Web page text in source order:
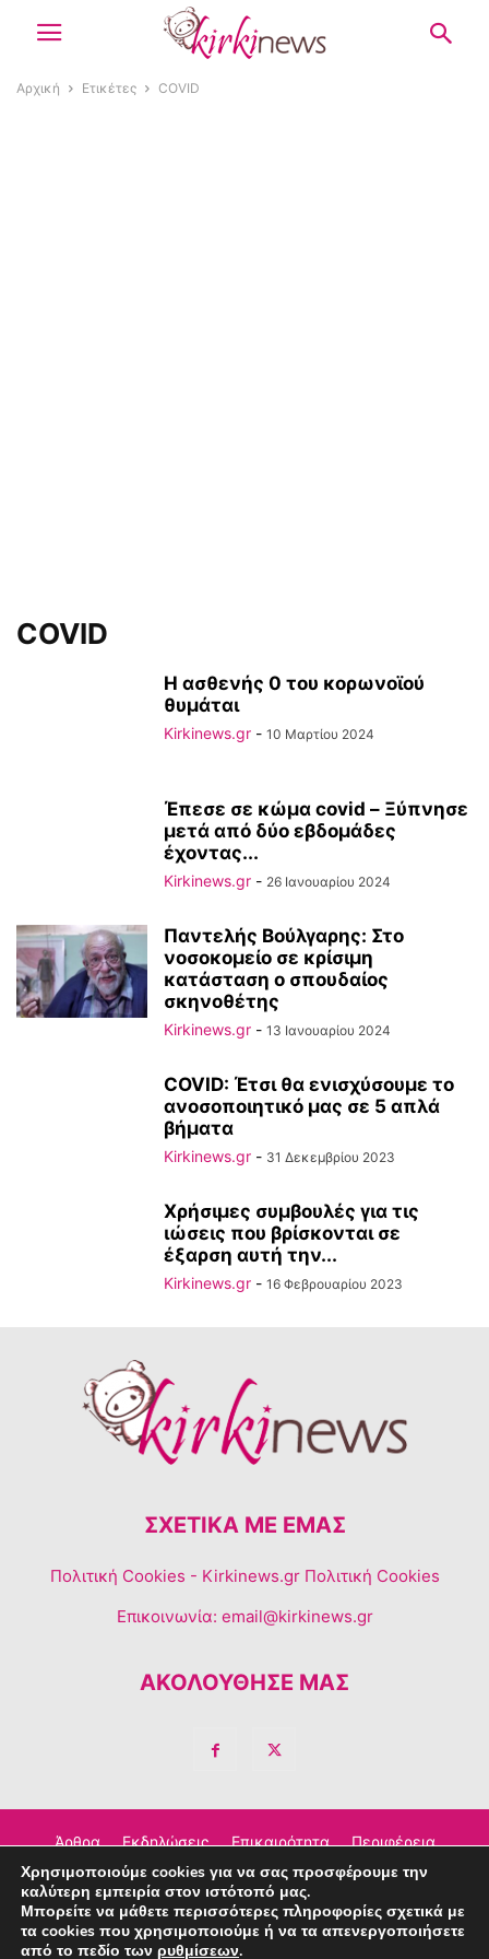
Αρχική Ετικέτες COVID
COVID
Η ασθενής 0 του κορωνοϊού
θυμάται
Kirkinews.gr - 10 Μαρτίου 2024
Έπεσε σε κώμα covid – Ξύπνησε
μετά από δύο εβδομάδες
έχοντας...
Kirkinews.gr - 26 Ιανουαρίου 2024
Παντελής Βούλγαρης: Στο
νοσοκομείο σε κρίσιμη
κατάσταση ο σπουδαίος
σκηνοθέτης
Kirkinews.gr - 13 Ιανουαρίου 2024
COVID: Έτσι θα ενισχύσουμε το
ανοσοποιητικό μας σε 5 απλά
βήματα
Kirkinews.gr - 31 Δεκεμβρίου 2023
Χρήσιμες συμβουλές για τις
ιώσεις που βρίσκονται σε
έξαρση αυτή την...
Kirkinews.gr - 16 Φεβρουαρίου 2023
ΣΧΕΤΙΚΆ ΜΕ ΕΜΆΣ
Πολιτική Cookies - Kirkinews.gr Πολιτική Cookies
Επικοινωνία: email@kirkinews.gr
ΑΚΟΛΟΥΘΗΣΕ ΜΑΣ
Άρθρα Εκδηλώσεις Επικαιρότητα Περιφέρεια
Σχόλια Τέχνη – Πολιτισμός Διαφημιστείτε
Επικοινωνία
Χρησιμοποιούμε cookies για να σας προσφέρουμε την
καλύτερη εμπειρία στον ιστότοπό μας.
Μπορείτε να μάθετε περισσότερες πληροφορίες σχετικά με
τα cookies που χρησιμοποιούμε ή να τα απενεργοποιήσετε
από το πεδίο των ρυθμίσεων.